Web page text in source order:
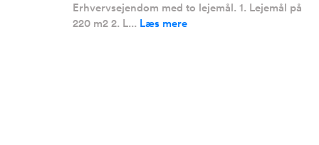
Erhvervsejendom med to lejemål. 1. Lejemål på
220 m2 2. L... Læs mere